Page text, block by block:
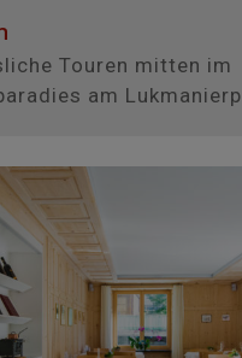
Touren mitten im
am